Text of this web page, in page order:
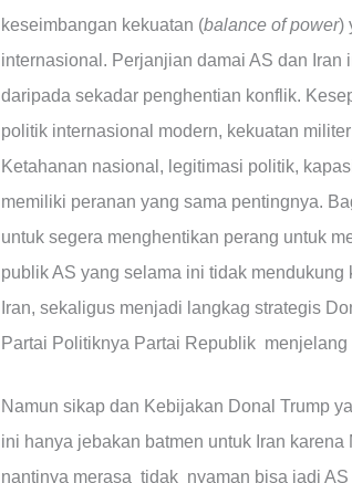
keseimbangan kekuatan (balance of power)
internasional. Perjanjian damai AS dan
daripada sekadar penghentian konflik.
politik internasional modern, kekuatan
Ketahanan nasional, legitimasi politik,
memiliki peranan yang sama pentingnya.
untuk segera menghentikan perang untuk
publik AS yang selama ini tidak
Iran, sekaligus menjadi langkag strategis
Partai Politiknya Partai Republik
Namun sikap dan Kebijakan Donal Trump
ini hanya jebakan batmen untuk Iran
nantinya merasa tidak nyaman bisa jadi